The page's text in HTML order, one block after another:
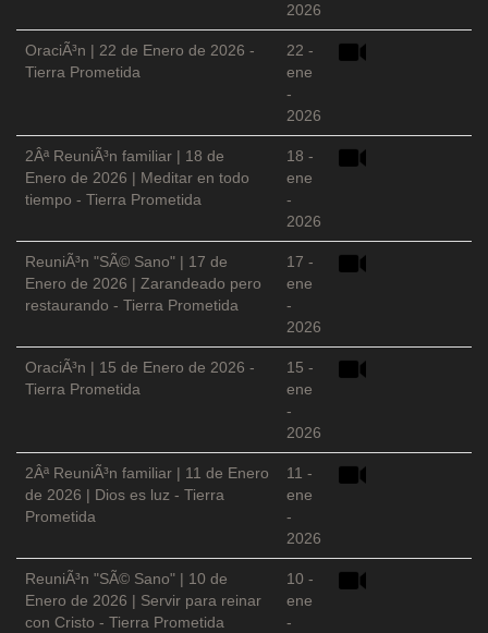
2026
OraciÃ³n | 22 de Enero de 2026 -
Tierra Prometida
22 -
ene
-
2026
2Âª ReuniÃ³n familiar | 18 de
Enero de 2026 | Meditar en todo
tiempo - Tierra Prometida
18 -
ene
-
2026
ReuniÃ³n "SÃ© Sano" | 17 de
Enero de 2026 | Zarandeado pero
restaurando - Tierra Prometida
17 -
ene
-
2026
OraciÃ³n | 15 de Enero de 2026 -
Tierra Prometida
15 -
ene
-
2026
2Âª ReuniÃ³n familiar | 11 de Enero
de 2026 | Dios es luz - Tierra
Prometida
11 -
ene
-
2026
ReuniÃ³n "SÃ© Sano" | 10 de
Enero de 2026 | Servir para reinar
con Cristo - Tierra Prometida
10 -
ene
-